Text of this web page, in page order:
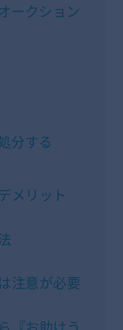
ークション
分する
メリット
注意が必要